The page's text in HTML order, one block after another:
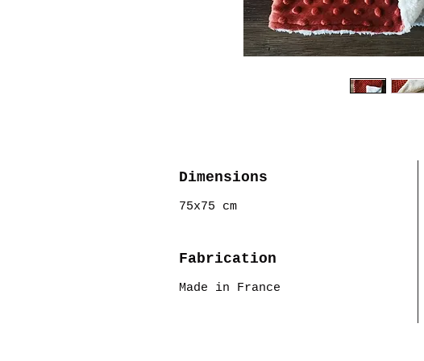
Dimensions
75x75 cm
Fabrication
Made in France